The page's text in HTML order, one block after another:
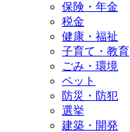
保険・年金
税金
健康・福祉
子育て・教育
ごみ・環境
ペット
防災・防犯
選挙
建築・開発